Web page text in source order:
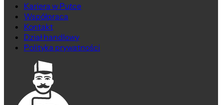
Kariera w Putce
Współpraca
Kontakt
Dział handlowy
Polityka prywatności